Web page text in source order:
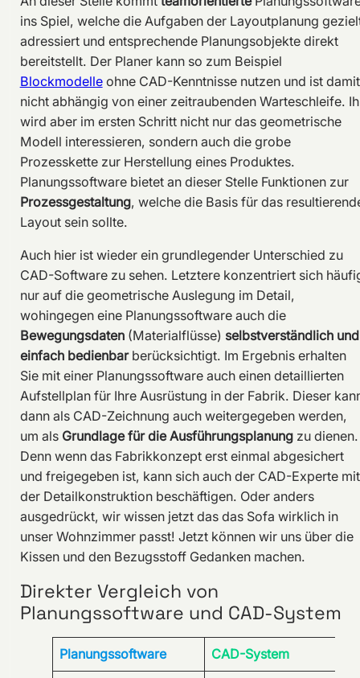
ins Spiel, welche die Aufgaben der Layoutplanung
adressiert und entsprechende Planungsobjekte direkt
bereitstellt. Der Planer kann so zum Beispiel
Blockmodelleohne CAD-Kenntnisse nutzen und ist damit
nicht abhängig von einer zeitraubenden Warteschleife.
wird aber im ersten Schritt nicht nur das geometrische
Modell interessieren, sondern auch die grobe
Prozesskette zur Herstellung eines Produktes.
Planungssoftware bietet an dieser Stelle Funktionen zur
Prozessgestaltung, welche die Basis für das
Layout sein sollte.
Auch hier ist wieder ein grundlegender Unterschied zu
CAD-Software zu sehen. Letztere konzentriert sich
nur auf die geometrische Auslegung im Detail,
wohingegen eine Planungssoftware auch die
Bewegungsdaten(Materialflüsse) selbstverständlich und
einfach bedienbarberücksichtigt. Im Ergebnis erhalten
Sie mit einer Planungssoftware auch einen detaillierten
Aufstellplan für Ihre Ausrüstung in der Fabrik. Dieser
dann als CAD-Zeichnung auch weitergegeben werden,
um als Grundlage für die Ausführungsplanungzu dienen.
Denn wenn das Fabrikkonzept erst einmal abgesichert
und freigegeben ist, kann sich auch der CAD-Experte mit
der Detailkonstruktion beschäftigen. Oder anders
ausgedrückt, wir wissen jetzt das das Sofa wirklich in
unser Wohnzimmer passt! Jetzt können wir uns über die
Kissen und den Bezugsstoff Gedanken machen.
Direkter Vergleich von
Planungssoftware und CAD-System
Planungssoftware CAD-System